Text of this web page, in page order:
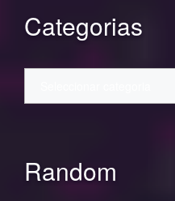
Categorias
Random